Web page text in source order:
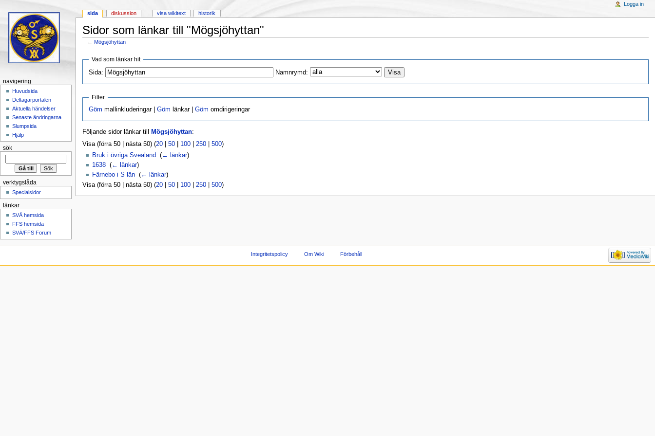
Sidor som länkar till "Mögsjöhyttan"
←Mögsjöhyttan
Vad som länkar hit
Sida:
Namnrymd:
Filter
Göm mallinkluderingar |Göm länkar |Göm omdirigeringar
Följande sidor länkar till Mögsjöhyttan:
Visa (förra 50 | nästa 50) (20| 50| 100| 250| 500)
Bruk i övriga Svealand
(← länkar)
1638‎ (← länkar)
Färnebo i S län‎ (← länkar)
Visa (förra 50 | nästa 50) (20| 50| 100| 250| 500)
sida diskussion visa wikitext historik
Logga in
navigering
Huvudsida
Deltagarportalen
Aktuella händelser
Senaste ändringarna
Slumpsida
Hjälp
sök
verktygslåda
Specialsidor
länkar
SVÄ hemsida
FFS hemsida
SVÄ/FFS Forum
Integritetspolicy Om Wiki Förbehåll